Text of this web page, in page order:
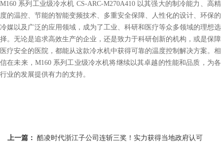
M160 系列工业级冷水机 CS-ARC-M270A410 以其强大的制冷能力、高精
度的温控、节能的智能变频技术、多重安全保障、人性化的设计、环保的
冷媒以及广泛的应用领域，成为了工业、科研和医疗等众多领域的理想选
择。无论是追求高效生产的企业，还是致力于科研创新的机构，或是保障
医疗安全的医院，都能从这款冷水机中获得可靠的温度控制解决方案。相
信在未来，M160 系列工业级冷水机将继续以其卓越的性能和品质，为各
行业的发展提供有力的支持。
上一篇： 酷凌时代浙江子公司连斩三奖！实力获得当地政府认可